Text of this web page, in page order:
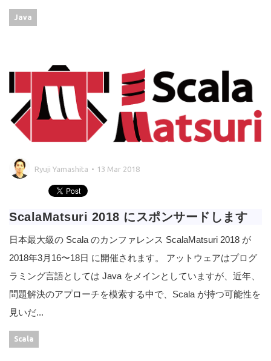
Java
Ryuji Yamashita 13 Mar 2018
ScalaMatsuri 2018 にスポンサードします
日本最大級の Scala のカンファレンス ScalaMatsuri 2018 が
2018年3月16〜18日 に開催されます。 アットウェアはプログ
ラミング言語としては Java をメインとしていますが、近年、
問題解決のアプローチを模索する中で、Scala が持つ可能性を
見いだ...
Scala